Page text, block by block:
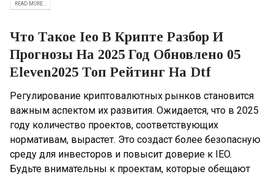
READ MORE...
Что Такое Ieo В Крипте Разбор И
Прогнозы На 2025 Год Обновлено 05
Eleven2025 Топ Рейтинг На Dtf
Регулирование криптовалютных рынков становится
важным аспектом их развития. Ожидается, что в 2025
году количество проектов, соответствующих
нормативам, вырастет. Это создаст более безопасную
среду для инвесторов и повысит доверие к IEO.
Будьте внимательны к проектам, которые обещают